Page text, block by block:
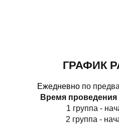
ГРАФИК
Ежедневно по
Время проведения
1 группа -
2 группа -